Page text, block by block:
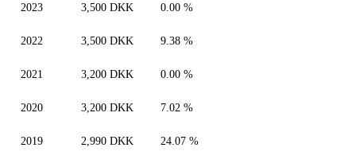
2023 3,500 DKK 0.00 %
2022 3,500 DKK 9.38 %
2021 3,200 DKK 0.00 %
2020 3,200 DKK 7.02 %
2019 2,990 DKK 24.07 %